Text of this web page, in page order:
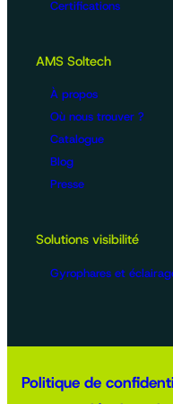
Certifications
AMS Soltech
À propos
Où nous trouver ?
Catalogue
Blog
Presse
Solutions visibilité
Gyrophares et
Politique de